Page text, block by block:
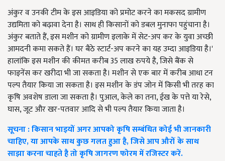
अंकुर व उनकी टीम के इस आइडिया को प्रमोट करने का मकसद ग्रामीण
उद्यमिता को बढ़ावा देना है। साथ ही किसानों को डबल मुनाफा पहुंचाना है।
अंकुर बताते हैं, इस मशीन को ग्रामीण इलाके में सेट-अप कर के युवा अच्छी
आमदनी कमा सकते हैं। घर बैठे स्टार्ट-अप करने का यह उम्दा आइडिया है।'
हालांकि इस मशीन की कीमत करीब 35 लाख रुपये है, जिसे बैंक से
फाइनेंस कर खरीदा भी जा सकता है। मशीन से एक बार में करीब आधा टन
पल्प तैयार किया जा सकता है। इस मशीन के डंप जोन में किसी भी तरह का
कृषि अवशेष डाला जा सकता है। पुआल, केले का तना, ईख के पत्ते या रेसे,
घास, जूट और खर-पतवार आदि से भी पल्प तैयार किया जाता है।
सूचना : किसान भाइयों अगर आपको कृषि सम्बंधित कोई भी जानकारी
चाहिए, या आपके साथ कुछ गलत हुआ है, जिसे आप औरों के साथ
साझा करना चाहते है तो कृषि जागरण फोरम में रजिस्टर करें.